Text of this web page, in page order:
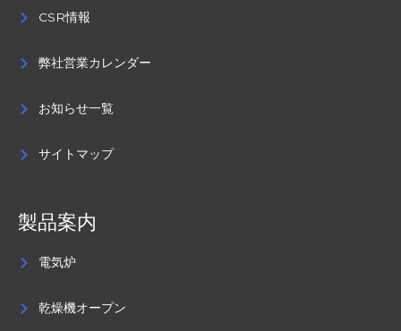
CSR情報
弊社営業カレンダー
お知らせ一覧
サイトマップ
製品案内
電気炉
乾燥機オープン